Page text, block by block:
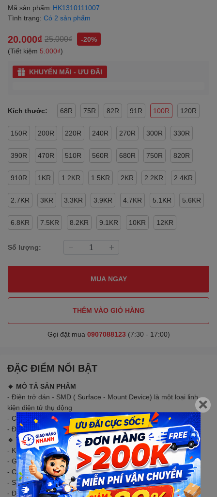
Mã sản phẩm: HK1310111007
Tình trạng: Có 2 sản phẩm
20.000₫ 25.000₫
-20%
(Tiết kiệm 5.000₫)
KHUYẾN MÃI - ƯU ĐÃI
Kích thước: 68R 75R 82R 91R 100R 120R
150R 200R 220R 240R 270R 300R 330R
390R 470R 510R 560R 680R 750R 820R
910R 1KR 1.2KR 1.5KR 2KR 2.2KR 2.4KR
2.7KR 3KR 3.3KR 3.9KR 4.7KR 5.1KR 5.6KR
6.8KR 7.5KR 8.2KR 9.1KR 10KR 12KR
Số lượng:
MUA NGAY
THÊM VÀO GIỎ HÀNG
Gọi đặt mua 0907088123 (7:30 - 17:00)
ĐẶC ĐIỂM NỔI BẬT
🔹 MÔ TẢ SẢN PHẨM
- Điện trở dán - SMD ( Surface - Mount Device) là một loại linh
kiện điện tử thụ động
- Công dụng cản trở dòng điện trong các thiết kế mạch điện tử.
- Được sử dụng để dán cố định trên bề mặt bo mạch.
🔹 THÔNG SỐ KỸ THUẬT
- Kích thước: 1206
- Giá trị điện trở: 0R đến 56R
- Công suất: 0.25W, 1/4(W)
- Sai số : ±1%
- Đóng gói: 50 con/ 1 gói hoặc 5.000 con/ 1 reel